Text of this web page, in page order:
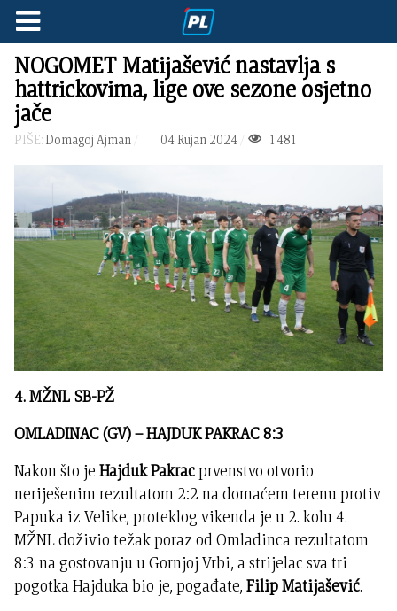
NOGOMET Matijašević nastavlja s
hattrickovima, lige ove sezone osjetno
jače
PIŠE: Domagoj Ajman 04 Rujan 2024 1481
4. MŽNL SB-PŽ
OMLADINAC (GV) – HAJDUK PAKRAC 8:3
Nakon što jeHajduk Pakracprvenstvo otvorio
neriješenim rezultatom 2:2 na domaćem terenu protiv
Papuka iz Velike, proteklog vikenda je u 2. kolu 4.
MŽNL doživio težak poraz od Omladinca rezultatom
8:3 na gostovanju u Gornjoj Vrbi, a strijelac sva tri
pogotka Hajduka bio je, pogađate,Filip Matijašević.